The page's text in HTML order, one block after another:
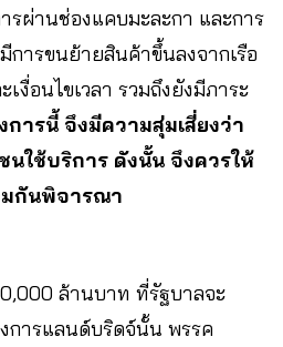
รผ่านช่องแคบมะละกา และการ
การขนย้ายสินค้าขึ้นลงจากเรือ
งื่อนไขเวลา รวมถึงยังมีภาระ
การนี้ จึงมีความสุ่มเสี่ยงว่า
นใช้บริการ ดังนั้น จึงควรให้
มกันพิจารณา
ล้านบาท ที่รัฐบาลจะ
การแลนด์บริดจ์นั้น พรรค